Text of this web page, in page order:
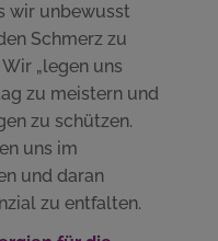
wir unbewusst
Schmerz zu
„legen uns
zu meistern und
zu schützen.
uns im
und daran
zu entfalten.